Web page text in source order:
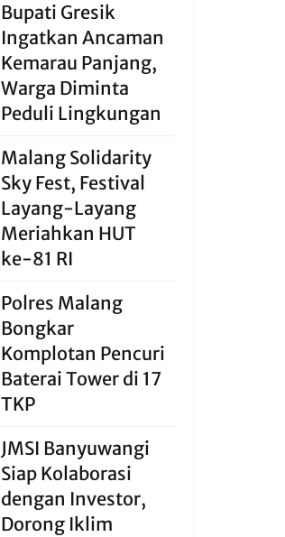
Bupati Gresik
Ingatkan Ancaman
Kemarau Panjang,
Warga Diminta
Peduli Lingkungan
Malang Solidarity
Sky Fest, Festival
Layang-Layang
Meriahkan HUT
ke-81 RI
Polres Malang
Bongkar
Komplotan Pencuri
Baterai Tower di 17
TKP
JMSI Banyuwangi
Siap Kolaborasi
dengan Investor,
Dorong Iklim